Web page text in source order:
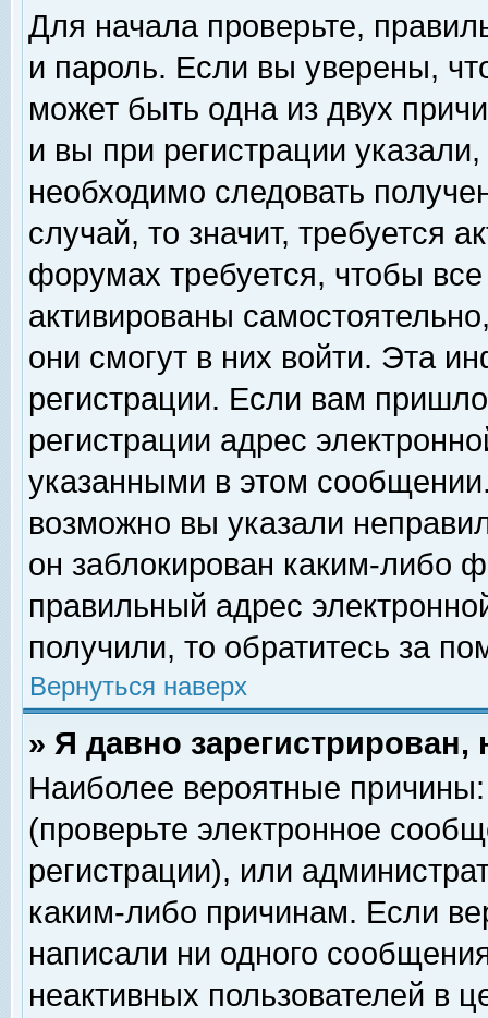
Для начала проверьте,
и пароль. Если вы уверены,
может быть одна из двух
и вы при регистрации
необходимо следовать
случай, то значит, требуется
форумах требуется, чтобы
активированы
они смогут в них войти. Эта
регистрации. Если вам
регистрации адрес
указанными в этом
возможно вы указали
он заблокирован каким-либо
правильный адрес
получили, то обратитесь за
Вернуться наверх
» Я давно
Наиболее вероятные
(проверьте электронное
регистрации), или
каким-либо причинам. Если
написали ни одного
неактивных пользователей в